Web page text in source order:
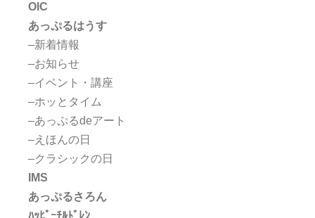
OIC
あっぷるはうす
–新着情報
–お知らせ
–イベント・講座
–ホッとタイム
–あっぷるdeアート
–えほんの日
–クラシックの日
IMS
あっぷるさろん